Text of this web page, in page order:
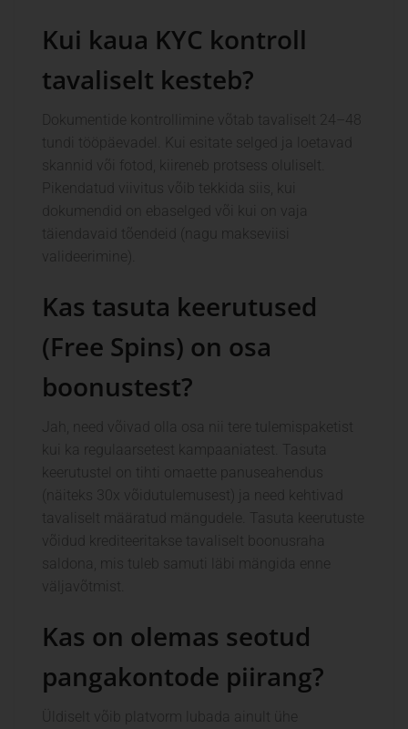
Kui kaua KYC kontroll
tavaliselt kesteb?
Dokumentide kontrollimine võtab tavaliselt 24–48
tundi tööpäevadel. Kui esitate selged ja loetavad
skannid või fotod, kiireneb protsess oluliselt.
Pikendatud viivitus võib tekkida siis, kui
dokumendid on ebaselged või kui on vaja
täiendavaid tõendeid (nagu makseviisi
valideerimine).
Kas tasuta keerutused
(Free Spins) on osa
boonustest?
Jah, need võivad olla osa nii tere tulemispaketist
kui ka regulaarsetest kampaaniatest. Tasuta
keerutustel on tihti omaette panuseahendus
(näiteks 30x võidutulemusest) ja need kehtivad
tavaliselt määratud mängudele. Tasuta keerutuste
võidud krediteeritakse tavaliselt boonusraha
saldona, mis tuleb samuti läbi mängida enne
väljavõtmist.
Kas on olemas seotud
pangakontode piirang?
Üldiselt võib platvorm lubada ainult ühe